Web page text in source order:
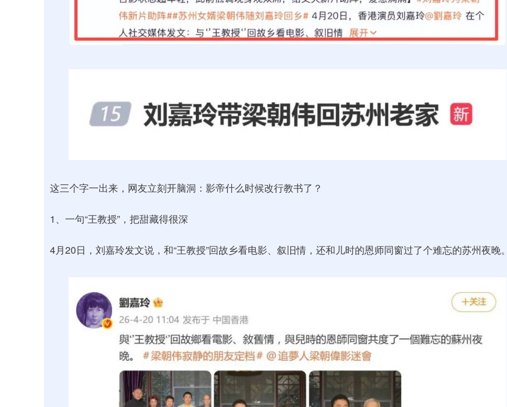
这三个字一出来，网友立刻开脑洞：影帝什么时候改行教书了？
1、一句“王教授”，把甜藏得很深
4月20日，刘嘉玲发文说，和“王教授”回故乡看电影、叙旧情，还和儿时的恩师同窗过了个难忘的苏州夜晚。